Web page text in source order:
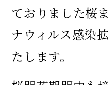
ておりました桜
ナウィルス感染
たします。